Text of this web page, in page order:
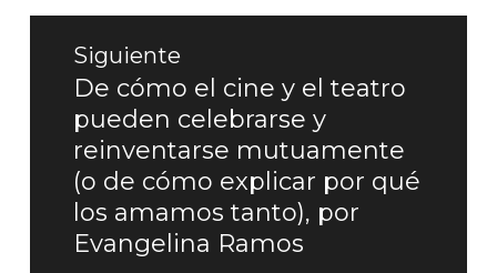
Siguiente
Entrada
siguiente:
De cómo el cine y el teatro
pueden celebrarse y
reinventarse mutuamente
(o de cómo explicar por qué
los amamos tanto), por
Evangelina Ramos